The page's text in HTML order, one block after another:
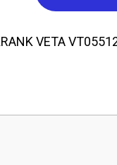
VETA